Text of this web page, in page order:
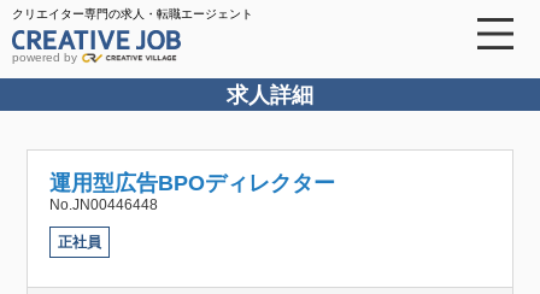
クリエイター専門の求人・転職エージェント
powered by
求人詳細
運用型広告BPOディレクター
No.JN00446448
正社員